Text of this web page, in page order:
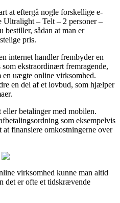
at eftergå nogle forskellige e-
Ultralight – Telt – 2 personer –
sådan at man er
pris.
internet handler frembyder en
som ekstraordinært fremragende,
en uægte online virksomhed.
en del af et lovbud, som hjælper
betalinger med mobilen.
som eksempelvis
finansiere omkostningerne over
virksomhed kunne man altid
det er ofte et tidskrævende